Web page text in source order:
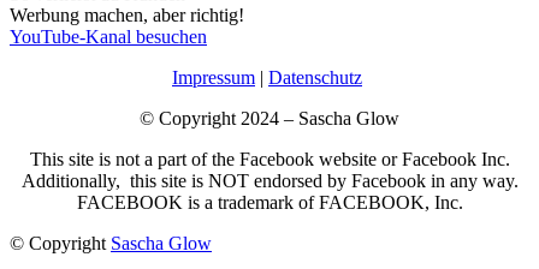
Werbung machen, aber richtig!
YouTube-Kanal besuchen
Impressum | Datenschutz
© Copyright 2024 – Sascha Glow
This site is not a part of the Facebook website or Facebook Inc.
Additionally, this site is NOT endorsed by Facebook in any way.
FACEBOOK is a trademark of FACEBOOK, Inc.
© Copyright Sascha Glow